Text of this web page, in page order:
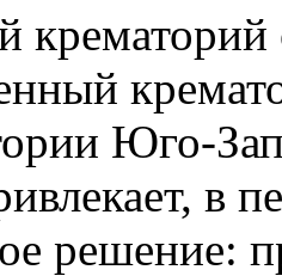
крематорий
Юго-
в
решение: